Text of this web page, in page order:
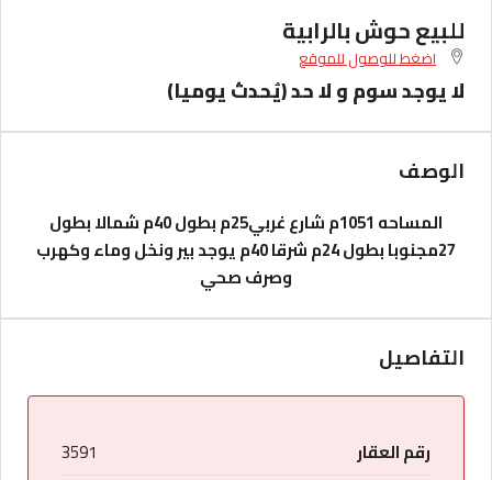
للبيع حوش بالرابية
اضغط للوصول للموقع
لا يوجد سوم و لا حد (يُحدث يوميا)
الوصف
المساحه 1051م شارع غربي25م بطول 40م
شمالا بطول
27مجنوبا بطول 24م شرقا 40م
يوجد بير ونخل وماء وكهرب
وصرف صحي
التفاصيل
رقم العقار
3591